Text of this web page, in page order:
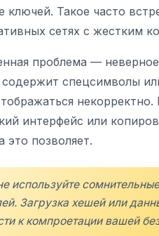
Такое часто
сетях с жестким
проблема —
спецсимволы
некорректно.
интерфейс или
это позволяет.
используйте
Загрузка хешей или
к компроетации вашей